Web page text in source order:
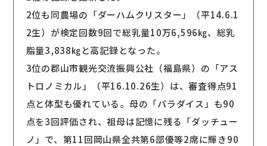
2位も同農場の「ダーハムクリスター」（平14.6.1
2生）が検定回数9回で総乳量10万6,596㎏、総乳
脂量3,838㎏と高記録となった。
3位の郡山市観光交流振興公社（福島県）の「アス
トロノミカル」（平16.10.26生）は、審査得点91
点と体型も優れている。母の「パラダイス」も90
点を3回評価され、祖母は記憶に残る「ダッチュー
ノ」で、第11回岡山県全共第6部優等2席に輝き90